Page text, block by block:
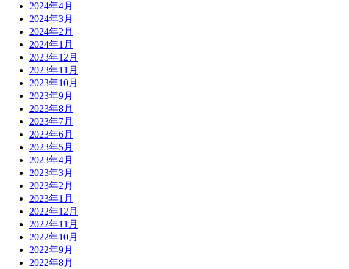
2024年4月
2024年3月
2024年2月
2024年1月
2023年12月
2023年11月
2023年10月
2023年9月
2023年8月
2023年7月
2023年6月
2023年5月
2023年4月
2023年3月
2023年2月
2023年1月
2022年12月
2022年11月
2022年10月
2022年9月
2022年8月